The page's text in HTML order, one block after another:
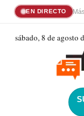
EN DIRECTO
sábado, 8 de agosto